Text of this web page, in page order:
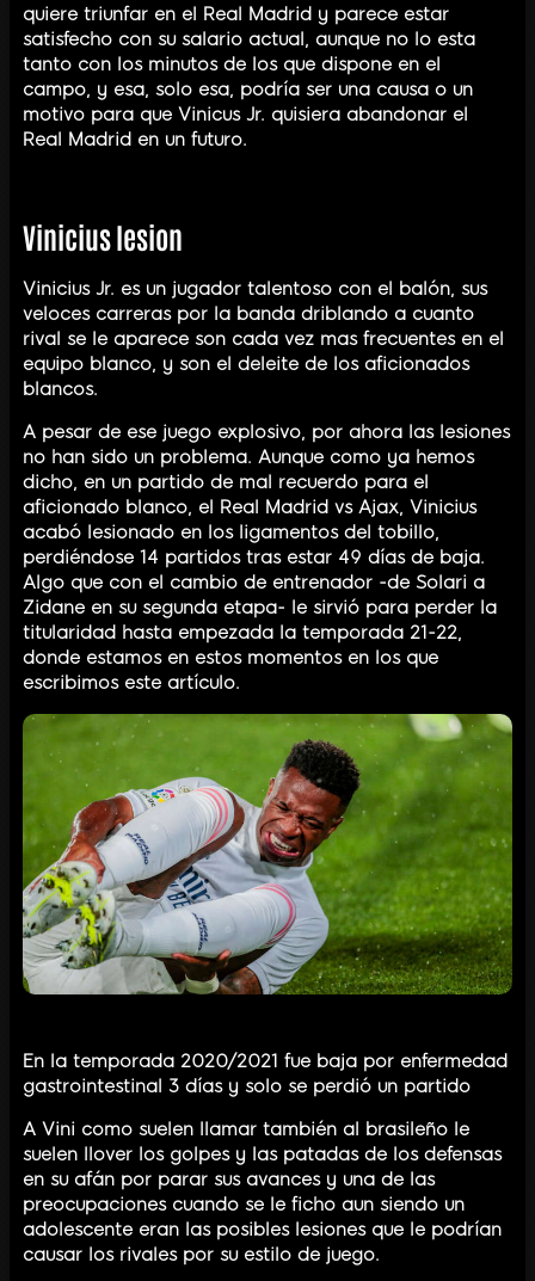
quiere triunfar en el Real Madrid y parece estar
satisfecho con su salario actual, aunque no lo esta
tanto con los minutos de los que dispone en el
campo, y esa, solo esa, podría ser una causa o un
motivo para que Vinicus Jr. quisiera abandonar el
Real Madrid en un futuro.
Vinicius lesion
Vinicius Jr. es un jugador talentoso con el balón, sus
veloces carreras por la banda driblando a cuanto
rival se le aparece son cada vez mas frecuentes en el
equipo blanco, y son el deleite de los aficionados
blancos.
A pesar de ese juego explosivo, por ahora las lesiones
no han sido un problema. Aunque como ya hemos
dicho, en un partido de mal recuerdo para el
aficionado blanco, el Real Madrid vs Ajax, Vinicius
acabó lesionado en los ligamentos del tobillo,
perdiéndose 14 partidos tras estar 49 días de baja.
Algo que con el cambio de entrenador -de Solari a
Zidane en su segunda etapa- le sirvió para perder la
titularidad hasta empezada la temporada 21-22,
donde estamos en estos momentos en los que
escribimos este artículo.
En la temporada 2020/2021 fue baja por enfermedad
gastrointestinal 3 días y solo se perdió un partido
A Vini como suelen llamar también al brasileño le
suelen llover los golpes y las patadas de los defensas
en su afán por parar sus avances y una de las
preocupaciones cuando se le ficho aun siendo un
adolescente eran las posibles lesiones que le podrían
causar los rivales por su estilo de juego.